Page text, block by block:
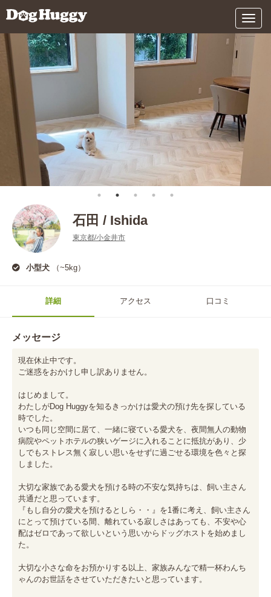
メ
ニ
石田 / Ishida
東京都/小金井市
小型犬 （~5kg）
詳細 アクセス 口コミ
メッセージ
現在休止中です。
ご迷惑をおかけし申し訳ありません。
はじめまして。
わたしがDog Huggyを知るきっかけは愛犬の預け先を探している
時でした。
いつも同じ空間に居て、一緒に寝ている愛犬を、夜間無人の動物
病院やペットホテルの狭いゲージに入れることに抵抗があり、少
しでもストレス無く寂しい思いをせずに過ごせる環境を色々と探
しました。
大切な家族である愛犬を預ける時の不安な気持ちは、飼い主さん
共通だと思っています。
『もし自分の愛犬を預けるとしら・・』を1番に考え、飼い主さん
にとって預けている間、離れている寂しさはあっても、不安や心
配はゼロであって欲しいという思いからドッグホストを始めまし
た。
大切な小さな命をお預かりする以上、家族みんなで精一杯わんち
ゃんのお世話をさせていただきたいと思っています。